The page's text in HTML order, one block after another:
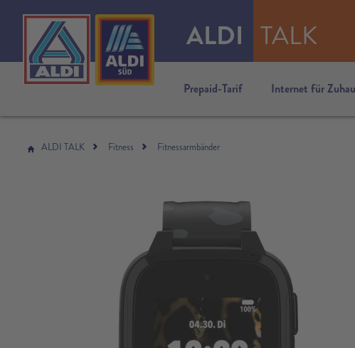
ALDI TALK
Prepaid-Tarif Internet für
ALDI TALK Fitness Fitnessarmbänder